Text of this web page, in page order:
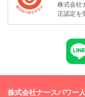
株式会社
正認定を
株式会社ナースパワー